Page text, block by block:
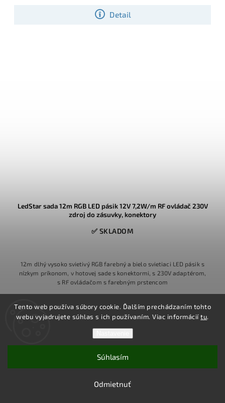
Tento web používa súbory cookie. Ďalším prechádzaním tohto
webu vyjadrujete súhlas s ich používaním. Viac informáciítu.
Odmietnuť
Súhlasím
Detail
LedStar sada 12m RGB LED pásik 12V 7,2W/m RF ovládač 230V
zdroj do zásuvky, konektory
✅ SKLADOM
Detail
12m dlhý vysoko svietivý RGB farebný a bielo svietiaci LED pásik s
nízkym príkonom, v hotovej sade s konektormi, s 230V adaptérom,
s RF ovládačom s farebným prstencom